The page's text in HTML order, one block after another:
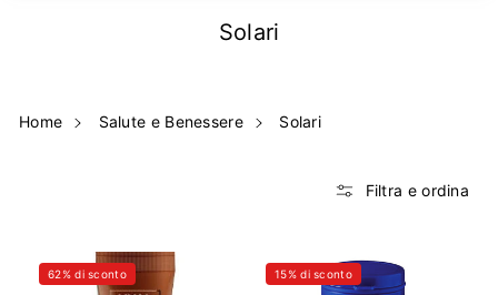
Solari
Home Salute e Benessere Solari
Filtra e ordina
62% di sconto 15% di sconto